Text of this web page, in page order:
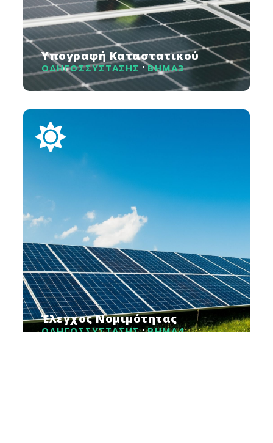
Υπογραφή Καταστατικού
ΟΔΗΓΟΣΣΥΣΤΑΣΗΣ ΒΗΜΑ3
Έλεγχος Νομιμότητας
ΟΔΗΓΟΣΣΥΣΤΑΣΗΣ ΒΗΜΑ4